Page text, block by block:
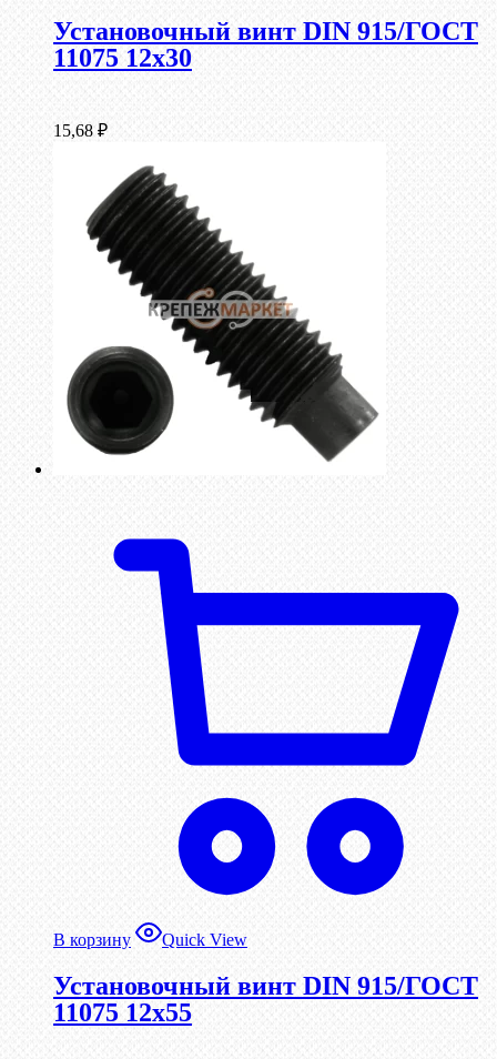
Установочный винт DIN 915/ГОСТ
11075 12х30
15,68 ₽
В корзину Quick View
Установочный винт DIN 915/ГОСТ
11075 12х55